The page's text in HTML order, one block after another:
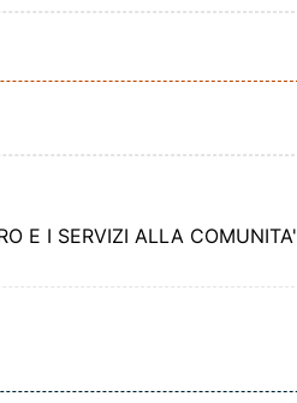
E I SERVIZI ALLA COMUNITA'